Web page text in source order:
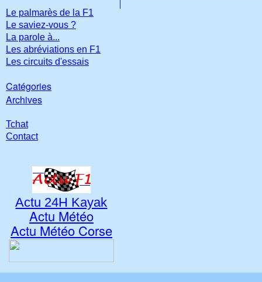
Le palmarès de la F1
Le saviez-vous ?
La parole à...
Les abréviations en F1
Les circuits d'essais
Catégories
Archives
Tchat
Contact
Actu 24H Kayak
Actu Météo
Actu Météo Corse